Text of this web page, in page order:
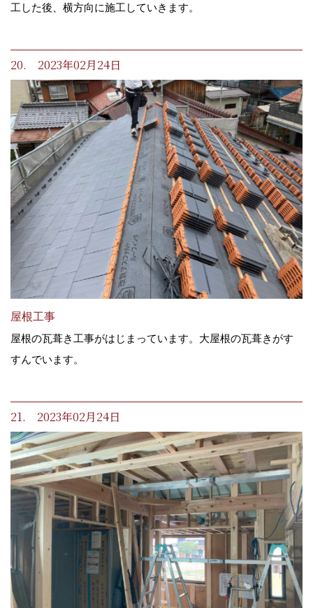
工した後、横方向に施工していきます。
20. 2023年02月24日
屋根工事
屋根の瓦葺き工事がはじまっています。大屋根の瓦葺きがす
すんでいます。
21. 2023年02月24日